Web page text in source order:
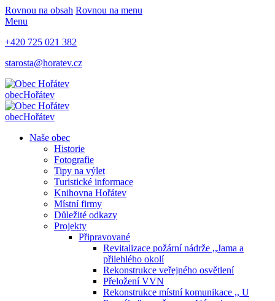
Rovnou na obsah Rovnou na menu
Menu
+420 725 021 382
starosta@horatev.cz
obecHořátev
obecHořátev
Naše obec
Historie
Fotografie
Tipy na výlet
Turistické informace
Knihovna Hořátev
Místní firmy
Důležité odkazy
Projekty
Připravované
Revitalizace požární nádrže ,,Jama a
přilehlého okolí
Rekonstrukce veřejného osvětlení
Přeložení VVN
Rekonstrukce místní komunikace ,, U